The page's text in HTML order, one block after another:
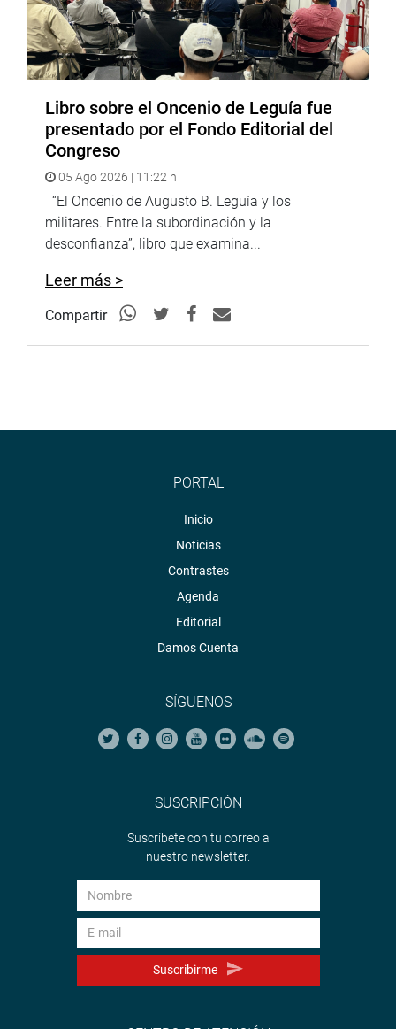
Libro sobre el Oncenio de Leguía fue
presentado por el Fondo Editorial del
Congreso
05 Ago 2026 | 11:22 h
“El Oncenio de Augusto B. Leguía y los
militares. Entre la subordinación y la
desconfianza”, libro que examina...
Leer más >
Compartir
PORTAL
Inicio
Noticias
Contrastes
Agenda
Editorial
Damos Cuenta
SÍGUENOS
SUSCRIPCIÓN
Suscríbete con tu correo a
nuestro newsletter.
Suscribirme